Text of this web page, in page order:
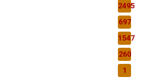
2495
697
1547
260
1